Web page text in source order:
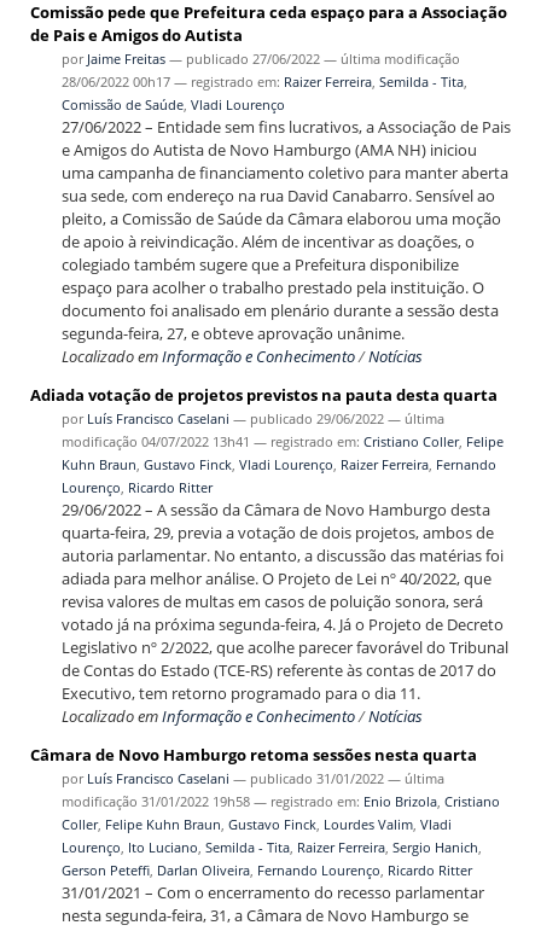
Comissão pede que Prefeitura ceda espaço para a Associação
de Pais e Amigos do Autista
por Jaime Freitas — publicado 27/06/2022 — última modificação
28/06/2022 00h17 — registrado em: Raizer Ferreira, Semilda - Tita,
Comissão de Saúde, Vladi Lourenço
27/06/2022 – Entidade sem fins lucrativos, a Associação de Pais
e Amigos do Autista de Novo Hamburgo (AMA NH) iniciou
uma campanha de financiamento coletivo para manter aberta
sua sede, com endereço na rua David Canabarro. Sensível ao
pleito, a Comissão de Saúde da Câmara elaborou uma moção
de apoio à reivindicação. Além de incentivar as doações, o
colegiado também sugere que a Prefeitura disponibilize
espaço para acolher o trabalho prestado pela instituição. O
documento foi analisado em plenário durante a sessão desta
segunda-feira, 27, e obteve aprovação unânime.
Localizado emInformação e Conhecimento/Notícias
Adiada votação de projetos previstos na pauta desta quarta
por Luís Francisco Caselani — publicado 29/06/2022 — última
modificação 04/07/2022 13h41 — registrado em: Cristiano Coller, Felipe
Kuhn Braun Gustavo Finck, Vladi Lourenço Raizer Ferreira, Fernando
Lourenço Ricardo Ritter
29/06/2022 – A sessão da Câmara de Novo Hamburgo desta
quarta-feira, 29, previa a votação de dois projetos, ambos de
autoria parlamentar. No entanto, a discussão das matérias foi
adiada para melhor análise. O Projeto de Lei nº 40/2022, que
revisa valores de multas em casos de poluição sonora, será
votado já na próxima segunda-feira, 4. Já o Projeto de Decreto
Legislativo nº 2/2022, que acolhe parecer favorável do Tribunal
de Contas do Estado (TCE-RS) referente às contas de 2017 do
Executivo, tem retorno programado para o dia 11.
Localizado emInformação e Conhecimento/Notícias
Câmara de Novo Hamburgo retoma sessões nesta quarta
por Luís Francisco Caselani — publicado 31/01/2022 — última
modificação 31/01/2022 19h58 — registrado em: Enio Brizola, Cristiano
Coller, Felipe Kuhn Braun Gustavo Finck, Lourdes Valim, Vladi
Lourenço Ito Luciano Semilda - Tita, Raizer Ferreira, Sergio Hanich
Gerson Peteffi, Darlan Oliveira, Fernando Lourenço Ricardo Ritter
31/01/2021 – Com o encerramento do recesso parlamentar
nesta segunda-feira, 31, a Câmara de Novo Hamburgo se